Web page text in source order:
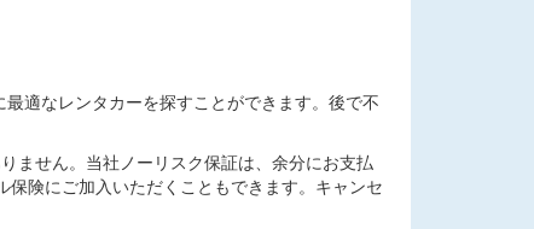
適なレンタカーを探すことができます。後で不
ません。当社ノーリスク保証は、余分にお支払
険にご加入いただくこともできます。キャンセ